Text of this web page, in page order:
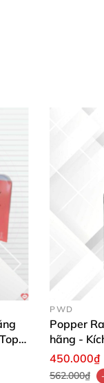
PWD
Popper
hãng -
450.000₫
562.000₫